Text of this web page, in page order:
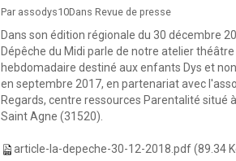
Par assodys10Dans Revue de presse
Dans son édition régionale du 30 décembre
Dépêche du Midi parle de notre atelier théâtre
hebdomadaire destiné aux enfants Dys et
en septembre 2017, en partenariat avec
Regards, centre ressources Parentalité situé
Saint Agne (31520).
article-la-depeche-30-12-2018.pdf(89.34